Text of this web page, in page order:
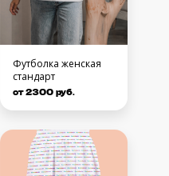
Футболка женская
стандарт
от 2300 руб.